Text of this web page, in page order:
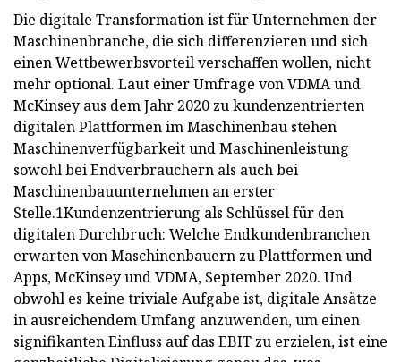
Die digitale Transformation ist für Unternehmen der
Maschinenbranche, die sich differenzieren und sich
einen Wettbewerbsvorteil verschaffen wollen, nicht
mehr optional. Laut einer Umfrage von VDMA und
McKinsey aus dem Jahr 2020 zu kundenzentrierten
digitalen Plattformen im Maschinenbau stehen
Maschinenverfügbarkeit und Maschinenleistung
sowohl bei Endverbrauchern als auch bei
Maschinenbauunternehmen an erster
Stelle.1Kundenzentrierung als Schlüssel für den
digitalen Durchbruch: Welche Endkundenbranchen
erwarten von Maschinenbauern zu Plattformen und
Apps, McKinsey und VDMA, September 2020. Und
obwohl es keine triviale Aufgabe ist, digitale Ansätze
in ausreichendem Umfang anzuwenden, um einen
signifikanten Einfluss auf das EBIT zu erzielen, ist eine